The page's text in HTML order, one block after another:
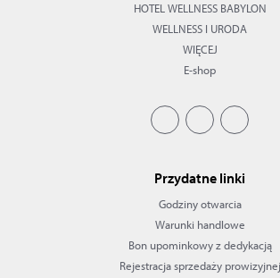
HOTEL WELLNESS BABYLON
WELLNESS I URODA
WIĘCEJ
E-shop
Przydatne linki
Godziny otwarcia
Warunki handlowe
Bon upominkowy z dedykacją
Rejestracja sprzedaży prowizyjnej